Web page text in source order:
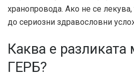
хранопровода. Ако не се
до сериозни здравословни
Каква е
ГЕРБ?